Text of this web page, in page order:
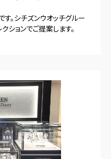
す。シチズンウオッチグルー
ションでご提案します。